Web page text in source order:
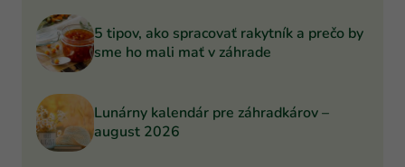
5 tipov, ako spracovať rakytník a prečo by
sme ho mali mať v záhrade
Lunárny kalendár pre záhradkárov –
august 2026